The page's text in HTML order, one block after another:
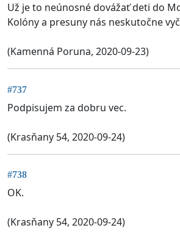
Už je to neúnosné dovážať deti do
Kolóny a presuny nás neskutočne
(Kamenná Poruna, 2020-09-23)
#737
Podpisujem za dobru vec.
(Krasňany 54, 2020-09-24)
#738
OK.
(Krasňany 54, 2020-09-24)